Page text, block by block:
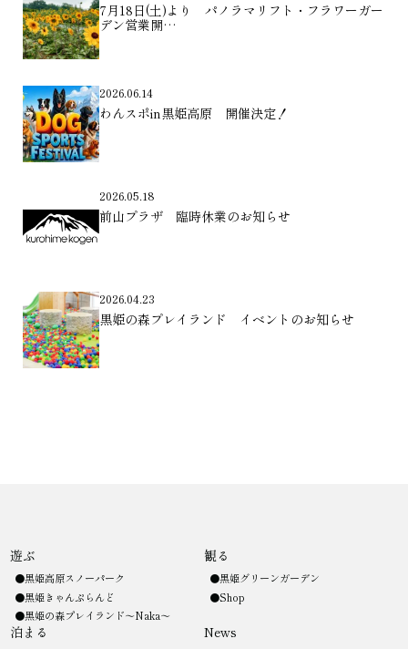
7月18日(土)より パノラマリフト・フラワーガー
デン営業開…
2026.06.14
わんスポin黒姫高原 開催決定！
2026.05.18
前山プラザ 臨時休業のお知らせ
2026.04.23
黒姫の森プレイランド イベントのお知らせ
遊ぶ
黒姫高原スノーパーク
黒姫きゃんぷらんど
黒姫の森プレイランド〜Naka〜
観る
黒姫グリーンガーデン
Shop
泊まる News